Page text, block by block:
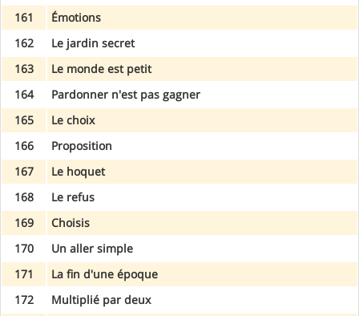
161
Émotions
162
Le jardin secret
163
Le monde est petit
164
Pardonner n'est pas gagner
165
Le choix
166
Proposition
167
Le hoquet
168
Le refus
169
Choisis
170
Un aller simple
171
La fin d'une époque
172
Multiplié par deux